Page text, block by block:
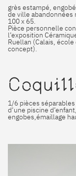
grès estampé,
de ville
100 x 65.
Pièce personnelle
l’exposition
Ruellan (Calais,
concept).
1/6 pièces
d’une piscine
engobes,émaillage